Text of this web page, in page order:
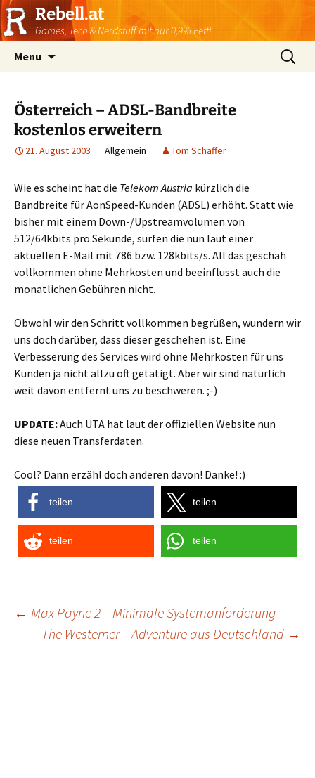
Rebell.at
Games, Tech & Nerdstuff mit nur 0,9% Fett!
Menu
Suchen
nach:
Österreich – ADSL-Bandbreite
kostenlos erweitern
21. August 2003 Allgemein Tom Schaffer
Wie es scheint hat die Telekom Austria kürzlich die
Bandbreite für AonSpeed-Kunden (ADSL) erhöht. Statt wie
bisher mit einem Down-/Upstreamvolumen von
512/64kbits pro Sekunde, surfen die nun laut einer
aktuellen E-Mail mit 786 bzw. 128kbits/s. All das geschah
vollkommen ohne Mehrkosten und beeinflusst auch die
monatlichen Gebühren nicht.
Obwohl wir den Schritt vollkommen begrüßen, wundern wir
uns doch darüber, dass dieser geschehen ist. Eine
Verbesserung des Services wird ohne Mehrkosten für uns
Kunden ja nicht allzu oft getätigt. Aber wir sind natürlich
weit davon entfernt uns zu beschweren. ;-)
UPDATE:Auch UTA hat laut der offiziellen Website nun
diese neuen Transferdaten.
Cool? Dann erzähl doch anderen davon! Danke! :)
teilen teilen
teilen teilen
Post
← Max Payne 2 – Minimale Systemanforderung
The Westerner – Adventure aus Deutschland →